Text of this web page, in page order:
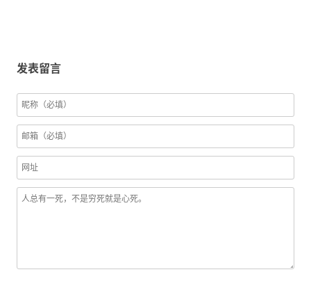
发表留言